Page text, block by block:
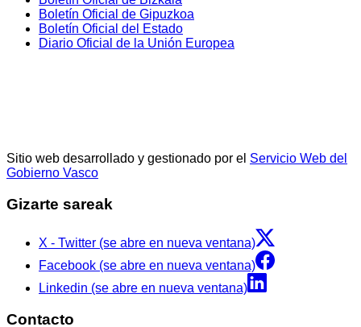
Boletín Oficial de Gipuzkoa
Boletín Oficial del Estado
Diario Oficial de la Unión Europea
Sitio web desarrollado y gestionado por el Servicio Web del
Gobierno Vasco
Gizarte sareak
X - Twitter (se abre en nueva ventana)
Facebook (se abre en nueva ventana)
Linkedin (se abre en nueva ventana)
Contacto